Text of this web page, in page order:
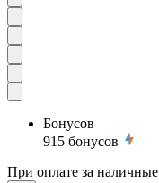
Бонусов
915 бонусов
При оплате за наличные